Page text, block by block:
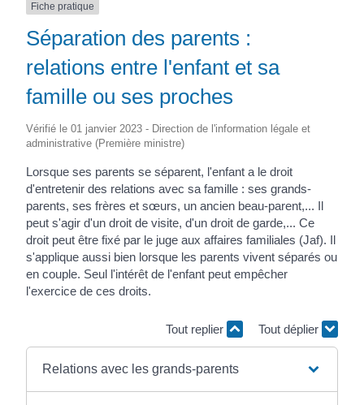
Fiche pratique
Séparation des parents :
relations entre l'enfant et sa
famille ou ses proches
Vérifié le 01 janvier 2023 - Direction de l'information légale et
administrative (Première ministre)
Lorsque ses parents se séparent, l'enfant a le droit
d'entretenir des relations avec sa famille : ses grands-
parents, ses frères et sœurs, un ancien beau-parent,... Il
peut s'agir d'un droit de visite, d'un droit de garde,... Ce
droit peut être fixé par le juge aux affaires familiales (Jaf). Il
s'applique aussi bien lorsque les parents vivent séparés ou
en couple. Seul l'intérêt de l'enfant peut empêcher
l'exercice de ces droits.
Tout replier Tout déplier
Relations avec les grands-parents